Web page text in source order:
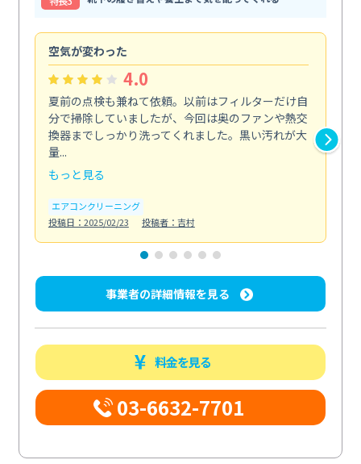
空気が変わった
4.0
夏前の点検も兼ねて依頼。以前はフィルターだけ自
分で掃除していましたが、今回は奥のファンや熱交
換器までしっかり洗ってくれました。黒い汚れが大
量...
もっと見る
エアコンクリーニング
投稿日：2025/02/23
投稿者：吉村
事業者の詳細情報を見る
料金を見る
03-6632-7701